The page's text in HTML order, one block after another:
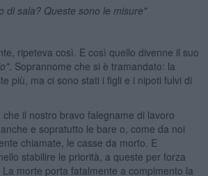
di sala? Queste sono le misure"
ripeteva così. E così quello divenne il suo
. Soprannome che si è tramandato: la
più, ma ci sono stati i figli e i nipoti fulvi di
il nostro bravo falegname di lavoro
e sopratutto le bare o, come da noi
chiamate, le casse da morto. E
stabilire le priorità, a queste per forza
morte porta fatalmente a compimento la